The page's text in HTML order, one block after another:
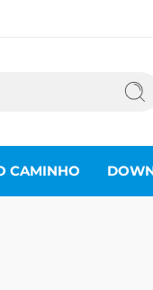
CAMINHO